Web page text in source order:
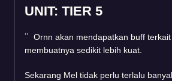
UNIT: TIER 5
Ornn akan mendapatkan buff
membuatnya sedikit lebih kuat.
Sekarang Mel tidak perlu terlalu